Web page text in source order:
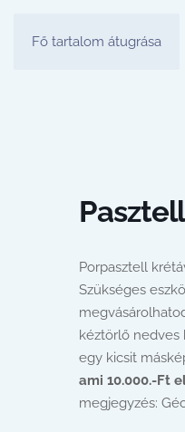
Fő tartalom átugrása
Porpasztell
Szükséges
kéztörlő nedves
egy kicsit
ami 10.000.-Ft
megjegyzés: